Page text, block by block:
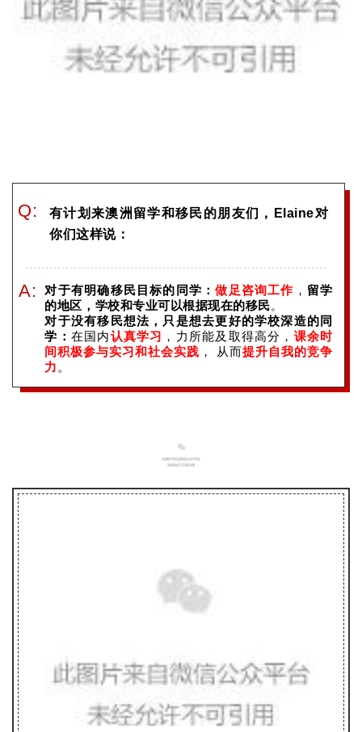
Q:
有计划来澳洲留学和移民的朋友们，Elaine对
你们这样说：
A: 对于有明确移民目标的同学：做足咨询工作 ， 留学
的地区，学校和专业可以根据现在的移民。
对于没有移民想法，只是想去更好的学校深造的同
学： 在国内认真学习 ，力所能及取得高分， 课余时
间积极参与实习和社会实践 ， 从而提升自我的竞争
力。